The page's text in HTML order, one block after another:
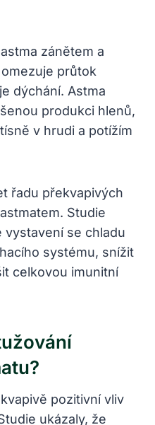
zánětem a
průtok
dýchání. Astma
produkci hlenů,
v hrudi a potížím
řadu překvapivých
Studie
vystavení se chladu
systému, snížit
celkovou imunitní
pozitivní vliv
ukázaly, že